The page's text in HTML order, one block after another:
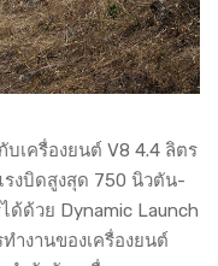
บเครื่องยนต์ V8 4.4 ลิตร
งบิดสูงสุด 750 นิวตัน-
ด้ด้วย Dynamic Launch
ำงานของเครื่องยนต์